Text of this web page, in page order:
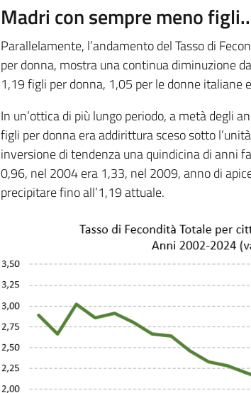
Madri con sempre meno
Parallelamente, l’andamento del Tasso di
per donna, mostra una continua diminuzione
1,19 figli per donna, 1,05 per le donne italiane
In un’ottica di più lungo periodo, a metà degli
figli per donna era addirittura sceso sotto
inversione di tendenza una quindicina di anni
0,96, nel 2004 era 1,33, nel 2009, anno di
precipitare fino all’1,19 attuale.